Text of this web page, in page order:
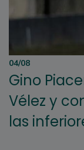
04/08
Gino
Vélez y
las